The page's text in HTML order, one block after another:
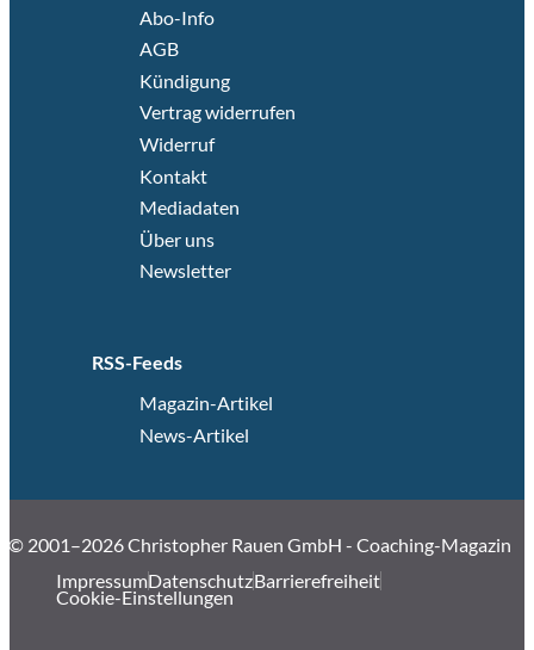
Abo-Info
AGB
Kündigung
Vertrag widerrufen
Widerruf
Kontakt
Mediadaten
Über uns
Newsletter
RSS-Feeds
Magazin-Artikel
News-Artikel
© 2001–2026 Christopher Rauen GmbH - Coaching-Magazin
ImpressumDatenschutzBarrierefreiheit
Cookie-Einstellungen